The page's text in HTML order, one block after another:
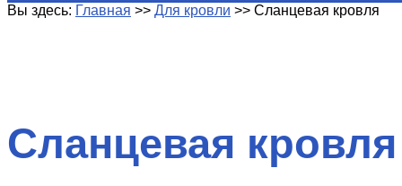
Вы здесь: Главная >> Для кровли >> Сланцевая кровля
Сланцевая кровля